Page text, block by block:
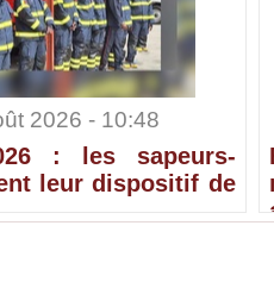
2026 - 10:48
: les sapeurs-
leur dispositif de